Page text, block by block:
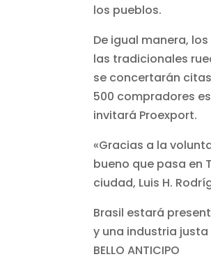
los pueblos.
De igual manera,
las tradicionales
se concertarán
500 compradores
invitará Proexport.
«Gracias a la
bueno que pasa en
ciudad, Luis H.
Brasil estará
y una industria
BELLO ANTICIPO